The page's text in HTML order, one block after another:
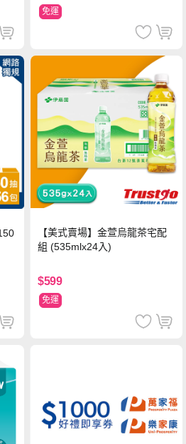
免運
【美式賣場】金萱烏龍茶宅配
組 (535mlx24入)
$599
免運